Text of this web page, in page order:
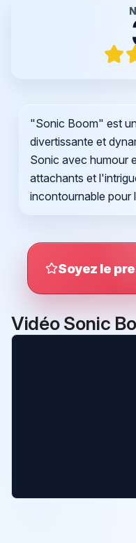
"Sonic Boom" est
divertissante et
Sonic avec humour
attachants et
incontournable pour
Soyez le
Vidéo Sonic